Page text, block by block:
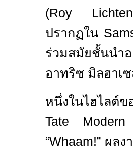
(Roy
ปรากฏใน
ร่วมสมัยชั้นนำ
อาทริซ มิลฮาเ
หนึ่งในไฮไลต์ข
Tate
“Whaam!” ผลง